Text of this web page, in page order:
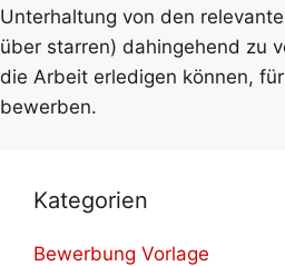
Unterhaltung von den
über starren) dahingehend zu
die Arbeit erledigen können,
bewerben.
Kategorien
Bewerbung Vorlage